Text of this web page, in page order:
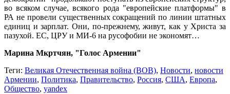
во всяком случае, всякого рода "европейские платформы" в
РА не провели существенных сокращений по линии штатных
единиц и зарплат. Они, по-прежнему, живут, как у Христа за
пазухой. ЕС, ЦРУ и МИ-6 на русофобии не экономят…
Марина Мкртчян, "Голос Армении"
Теги: Великая Отечественная война (ВОВ), Новости, новости
Армении, Политика, Правительство, Россия, США, Европа,
Общество, yandex